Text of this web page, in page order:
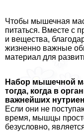
Чтобы мышечная
питаться. Вместе с
и вещества,
жизненно важные
материал для
Набор мышечной
тогда, когда в
важнейших
Если они не
время, мышцы
безусловно,